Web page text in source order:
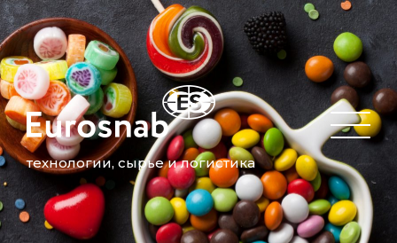
технологии, сырье и логистика